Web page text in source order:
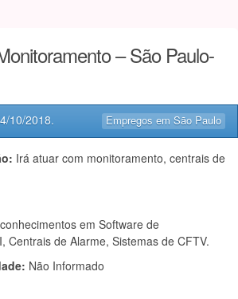
– São Paulo-
Empregos em São Paulo
10/2018.
Irá atuar com monitoramento, centrais de
em Software de
Centrais de Alarme, Sistemas de CFTV.
Não Informado